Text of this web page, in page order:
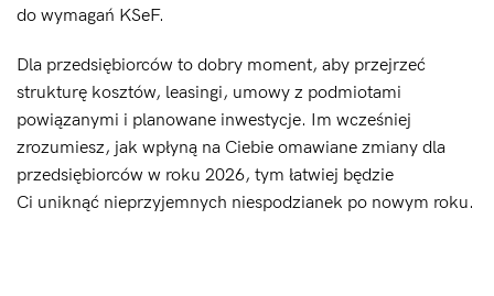
do wymagań KSeF.
Dla przedsiębiorców to dobry moment, aby przejrzeć
strukturę kosztów, leasingi, umowy z podmiotami
powiązanymi i planowane inwestycje. Im wcześniej
zrozumiesz, jak wpłyną na Ciebie omawiane zmiany dla
przedsiębiorców w roku 2026, tym łatwiej będzie
Ci uniknąć nieprzyjemnych niespodzianek po nowym roku.